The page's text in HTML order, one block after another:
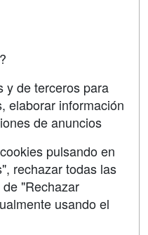
SÍGUENOS EN:
y de terceros para
elaborar información
de anuncios
pulsando en
rechazar todas las
"Rechazar
usando el